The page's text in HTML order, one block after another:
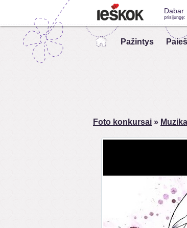
Dabar
prisijungę:
Pažintys
Foto konkursai »